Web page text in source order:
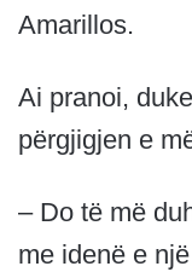
Amarillos.
Ai pranoi,
përgjigjen e
– Do të më
me idenë e